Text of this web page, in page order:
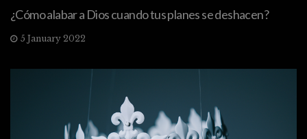
¿Cómo alabar a Dios cuando tus planes se deshacen?
5 January 2022